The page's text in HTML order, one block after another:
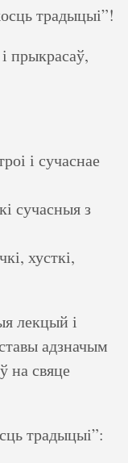
традыцыі”!
прыкрасаў,
і сучаснае
сучасныя з
хусткі,
лекцый і
адзначым
на свяце
традыцыі”: